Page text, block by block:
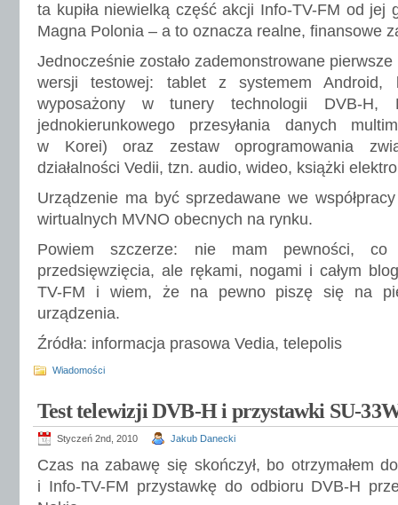
ta kupiła niewielką część akcji Info-TV-FM od jej
Magna Polonia – a to oznacza realne, finansowe
Jednocześnie zostało zademonstrowane
wersji testowej: tablet z systemem Android,
wyposażony w tunery technologii DVB-H,
jednokierunkowego przesyłania danych
w Korei) oraz zestaw oprogramowania
działalności Vedii, tzn. audio, wideo, książki
Urządzenie ma być sprzedawane we
wirtualnych MVNO obecnych na rynku.
Powiem szczerze: nie mam pewności,
przedsięwzięcia, ale rękami, nogami i całym
TV-FM i wiem, że na pewno piszę się na
urządzenia.
Źródła: informacja prasowa Vedia, telepolis
Wiadomości
Test telewizji DVB-H i przystawki SU-
Styczeń 2nd, 2010 Jakub Danecki
Czas na zabawę się skończył, bo otrzymałem
i Info-TV-FM przystawkę do odbioru DVB-H